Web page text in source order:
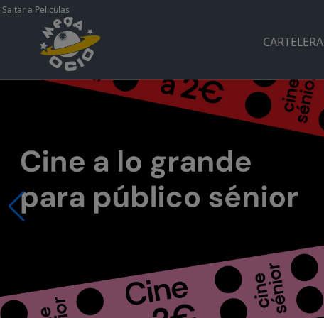
Saltar a Peliculas
entradas cine Bormujos pelicula palomitas ocio salir
Workflow
CARTELERA